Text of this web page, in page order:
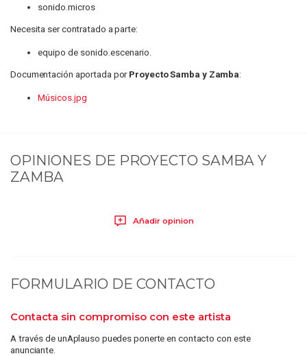
sonido.micros
Necesita ser contratado a parte:
equipo de sonido.escenario.
Documentación aportada porProyecto Samba y Zamba:
Músicos.jpg
OPINIONES DE PROYECTO SAMBA Y
ZAMBA
Añadir opinion
FORMULARIO DE CONTACTO
Contacta sin compromiso con este artista
A través de unAplauso puedes ponerte en contacto con este
anunciante.